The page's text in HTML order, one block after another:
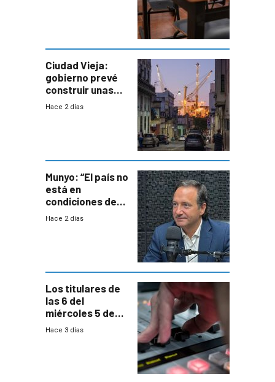
Ciudad Vieja:
gobierno prevé
construir unas
mil viviendas en
Hace 2 días
Munyo: “El país no
está en
condiciones de
enfrentar una
Hace 2 días
Los titulares de
las 6 del
miércoles 5 de
agosto de 2026
Hace 3 días